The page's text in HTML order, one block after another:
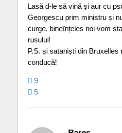
Lasă d-le să vină și aur cu
Georgescu prim ministru și
curge, bineînțeles noi vom
rusului!
P.S. și sataniști din Bruxelles
conducă!
9
5